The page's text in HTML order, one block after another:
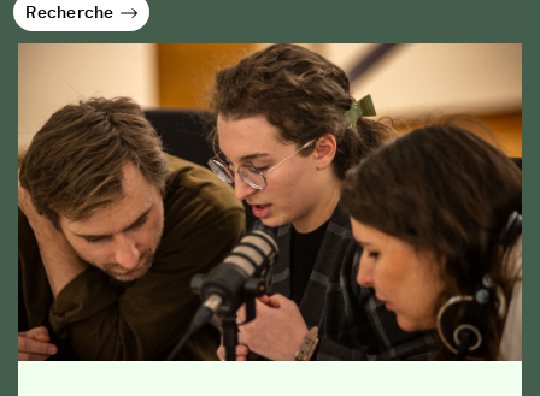
Recherche